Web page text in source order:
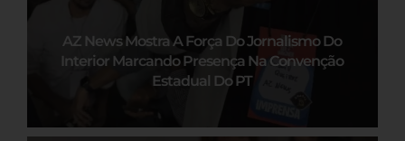
AZ News Mostra A Força Do Jornalismo Do
Interior Marcando Presença Na Convenção
Estadual Do PT